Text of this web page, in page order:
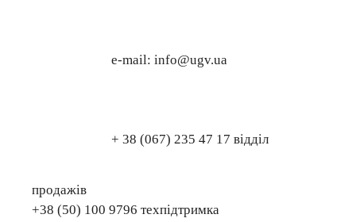
e-mail: info@ugv.ua
+ 38 (067) 235 47 17 відділ
продажів
+38 (50) 100 9796 техпідтримка